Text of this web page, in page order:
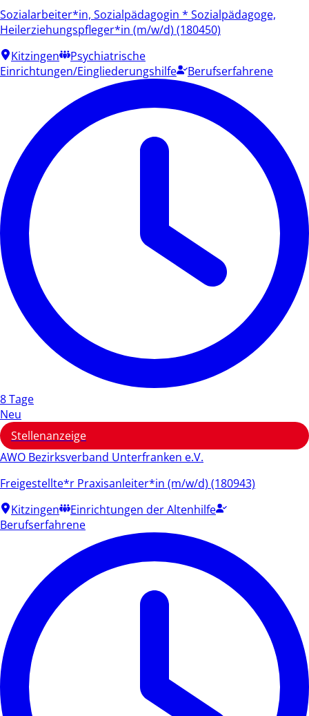
Sozialarbeiter*in, Sozialpädagogin * Sozialpädagoge,
Heilerziehungspfleger*in (m/w/d) (180450)
Kitzingen
Psychiatrische
Einrichtungen/Eingliederungshilfe
Berufserfahrene
8 Tage
Neu
Stellenanzeige
AWO Bezirksverband Unterfranken e.V.
Freigestellte*r Praxisanleiter*in (m/w/d) (180943)
Kitzingen
Einrichtungen der Altenhilfe
Berufserfahrene